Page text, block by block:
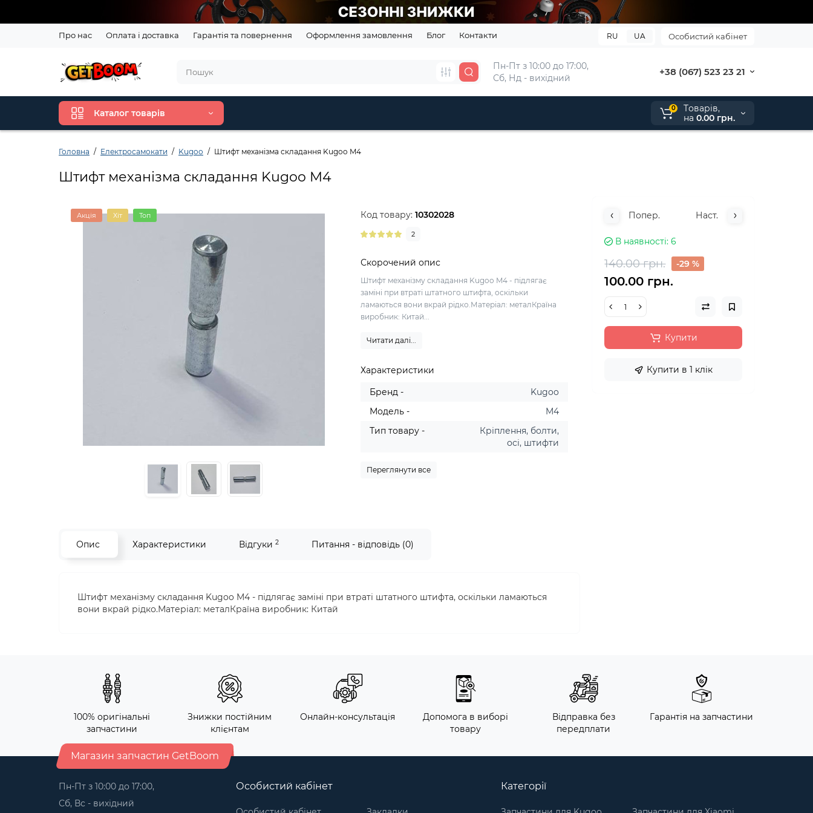
Про нас Оплата і доставка Гарантія та повернення Оформлення замовлення Блог Контакти Особистий кабінет
RU UA
Пн-Пт з 10:00 до 17:00,
Сб, Нд - вихідний
+38 (067) 523 23 21
Каталог товарів 0
Tоварів,
на 0.00 грн.
Головна Електросамокати Kugoo Штифт механізма складання Kugoo M4
Штифт механізма складання Kugoo M4
Акція Хіт Топ Код товару:10302028
2
Скорочений опис
Штифт механізму складання Kugoo M4 - підлягає
заміні при втраті штатного штифта, оскільки
ламаються вони вкрай рідко.Матеріал: металКраїна
виробник: Китай...
Читати далі...
Характеристики
Бренд -
Kugoo
Модель -
M4
Тип товару -
Кріплення, болти,
осі, штифти
Переглянути все
Попер. Наст.
В наявності 6
140.00 грн. -29 %
100.00 грн.
Купити
Купити в 1 клік
Опис Характеристики Відгуки 2 Питання - відповідь (0)
Штифт механізму складання Kugoo M4 - підлягає заміні при втраті штатного штифта, оскільки ламаються
вони вкрай рідко.Матеріал: металКраїна виробник: Китай
100% оригінальні
запчастини
Знижки постійним
клієнтам
Онлайн-консультація
Допомога в виборі
товару
Відправка без
передплати
Гарантія на запчастини
Магазин запчастин GetBoom
Пн-Пт з 10:00 до 17:00,
Сб, Вс - вихідний
Особистий кабінет Категорії